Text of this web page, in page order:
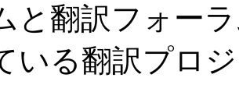
と翻訳フォー
いる翻訳プロ